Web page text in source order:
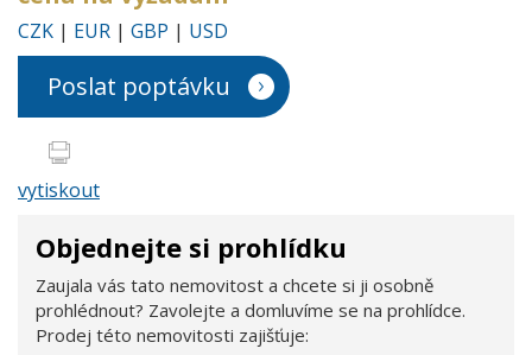
CZK | EUR | GBP | USD
Poslat poptávku
vytiskout
Objednejte si prohlídku
Zaujala vás tato nemovitost a chcete si ji osobně
prohlédnout? Zavolejte a domluvíme se na prohlídce.
Prodej této nemovitosti zajišťuje: